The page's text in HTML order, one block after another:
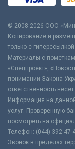
© 2008-2026 ООО
Копирование и
только с
Материалы с
«Спецпроект»,
понимании Закона
ответственность
Информация на
услуг. Проверенную
посмотреть на
Телефон: (044) 392-47-
Звонок в пределах